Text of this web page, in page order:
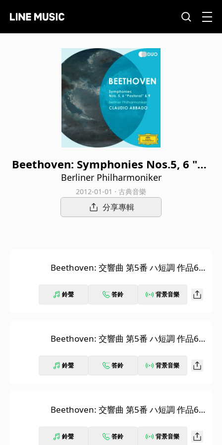
Beethoven: Symphonies Nos.5, 6 "Pa
storal" & 9
Berliner Philharmoniker
2012-01-01 · 古典音樂
分享專輯
Beethoven: 交響曲 第5番 ハ短調 作品67
1年 ローマ、サンタ・チェチーリア国立
鈴聲 答鈴 背景音樂
Beethoven: 交響曲 第5番 ハ短調 作品67
001年 ローマ、サンタ・チェチーリア国
鈴聲 答鈴 背景音樂
Beethoven: 交響曲 第5番 ハ短調 作品67
1年 ローマ、サンタ・チェチーリア国立
鈴聲 答鈴 背景音樂